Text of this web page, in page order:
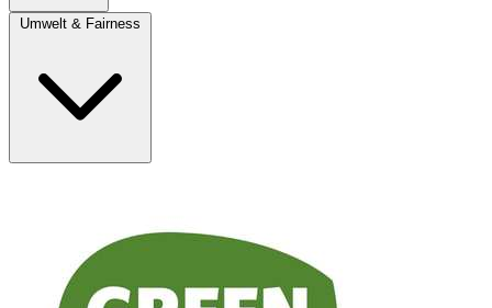
Umwelt & Fairness